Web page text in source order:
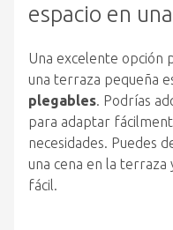
espacio en
Una excelente opción
una terraza pequeña
plegables. Podrías
para adaptar
necesidades. Puedes
una cena en la terraza
fácil.